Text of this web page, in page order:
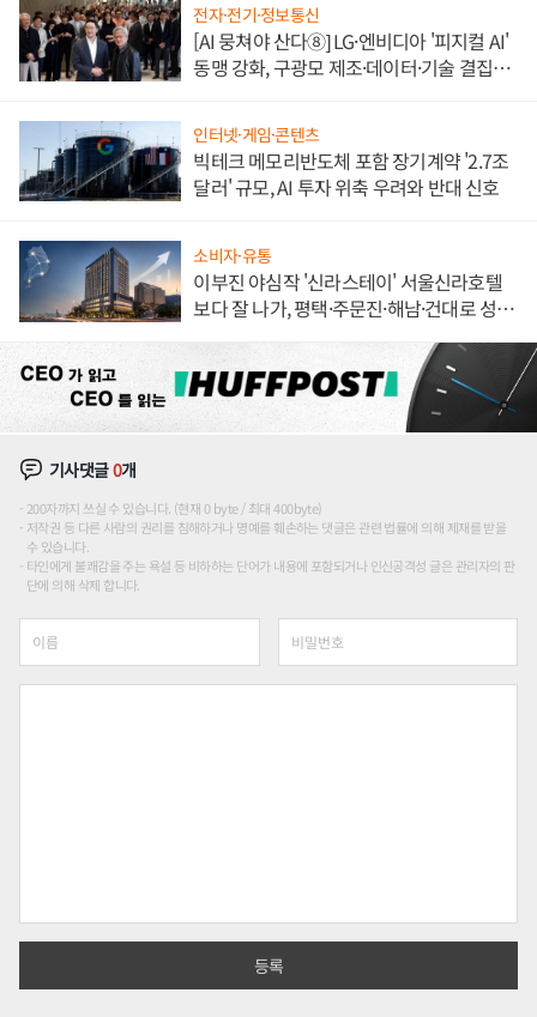
전자·전기·정보통신
[AI 뭉쳐야 산다⑧] LG·엔비디아 '피지컬 AI'
동맹 강화, 구광모 제조·데이터·기술 결집
인터넷·게임·콘텐츠
빅테크 메모리반도체 포함 장기계약 '2.7조
달러' 규모, AI 투자 위축 우려와 반대 신호
소비자·유통
이부진 야심작 '신라스테이' 서울신라호텔
보다 잘 나가, 평택·주문진·해남·건대로 성
기사댓글0개
200자까지 쓰실 수 있습니다. (현재 0 byte / 최대 400byte)
저작권 등 다른 사람의 권리를 침해하거나 명예를 훼손하는 댓글은 관련 법률에 의해 제재를 받을
수 있습니다.
타인에게 불쾌감을 주는 욕설 등 비하하는 단어가 내용에 포함되거나 인신공격성 글은 관리자의 판
단에 의해 삭제 합니다.